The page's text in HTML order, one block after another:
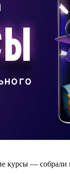
курсы —